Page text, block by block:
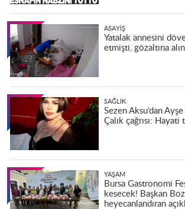
ASAYIŞ
Yatalak annesini
etmişti, gözaltına
SAĞLIK
Sezen Aksu’dan
Çalık çağrısı:
YAŞAM
Bursa Gastronomi
kesecek! Başkan
heyecanlandıran